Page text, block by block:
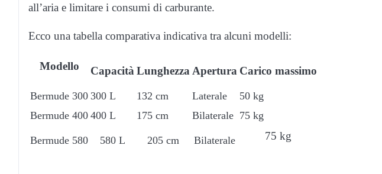
all’aria e limitare i consumi di carburante.
Ecco una tabella comparativa indicativa tra alcuni modelli:
Modello Capacità Lunghezza Apertura Carico massimo
Bermude 300 300 L 132 cm Laterale
50 kg
Bermude 400 400 L 175 cm Bilaterale 75 kg
Bermude 580 580 L 205 cm Bilaterale 75 kg